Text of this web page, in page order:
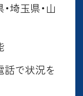
埼玉県・山
で状況を